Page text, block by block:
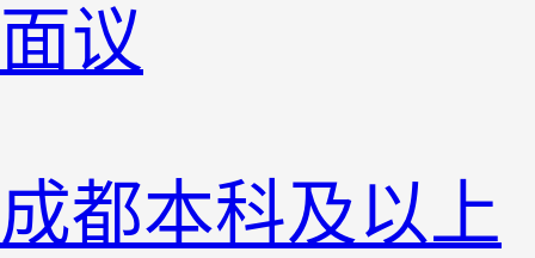
面议
成都本科及以上